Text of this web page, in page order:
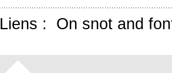
Liens : On snot and